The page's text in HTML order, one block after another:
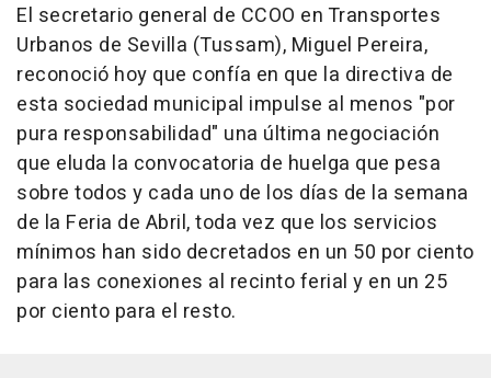
El secretario general de CCOO en Transportes
Urbanos de Sevilla (Tussam), Miguel Pereira,
reconoció hoy que confía en que la directiva de
esta sociedad municipal impulse al menos "por
pura responsabilidad" una última negociación
que eluda la convocatoria de huelga que pesa
sobre todos y cada uno de los días de la semana
de la Feria de Abril, toda vez que los servicios
mínimos han sido decretados en un 50 por ciento
para las conexiones al recinto ferial y en un 25
por ciento para el resto.